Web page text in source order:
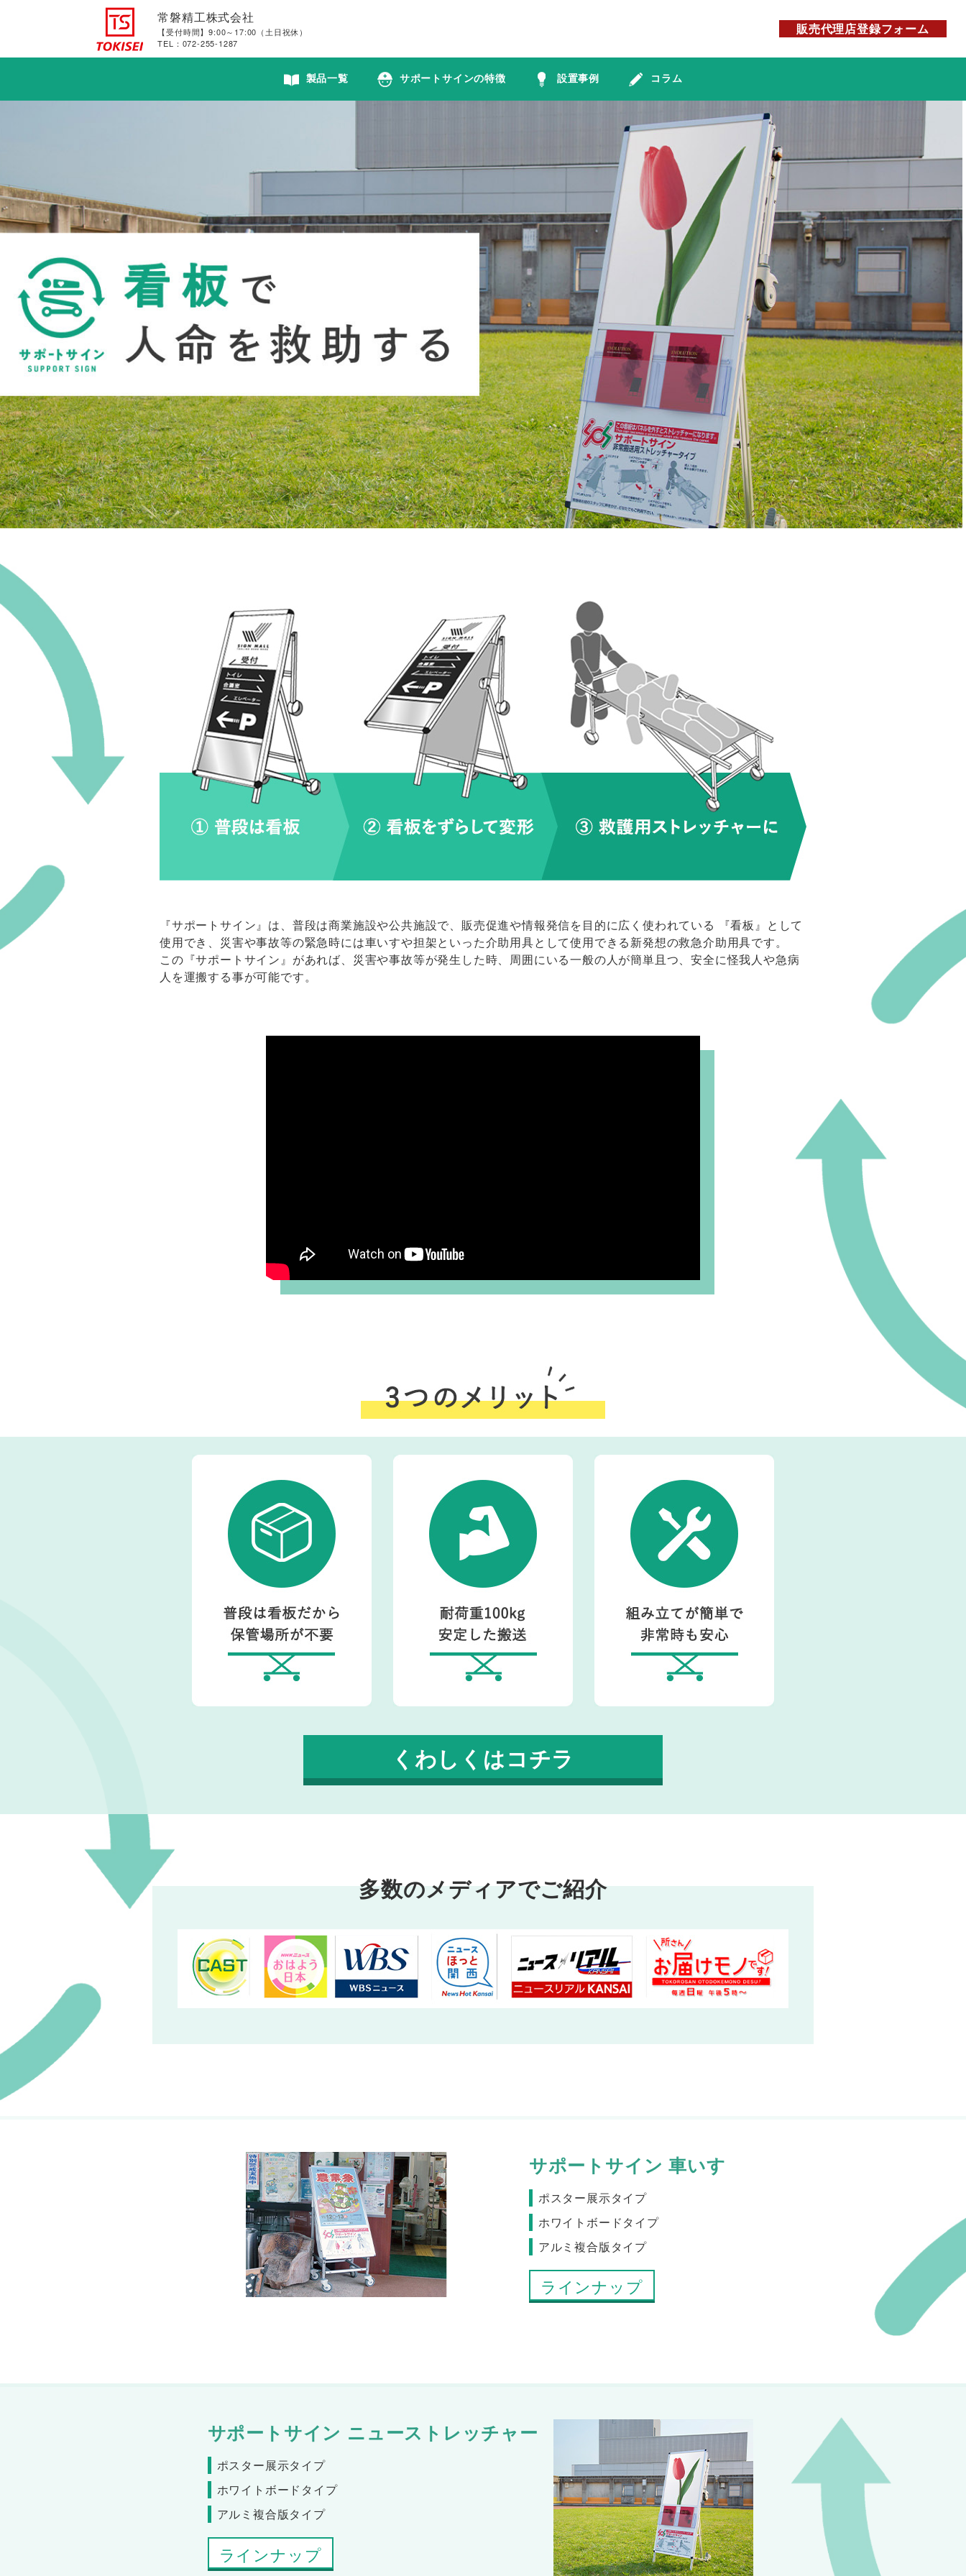
常磐精工株式会社
【受付時間】9:00～17:00（土日祝休）
TEL：072-255-1287
販売代理店登録フォーム
製品一覧 サポートサインの特徴 設置事例 コラム
『サポートサイン』は、普段は商業施設や公共施設で、販売促進や情報発信を目的に広く使われている 『看板』として
使用でき、災害や事故等の緊急時には車いすや担架といった介助用具として使用できる新発想の救急介助用具です。
この『サポートサイン』があれば、災害や事故等が発生した時、周囲にいる一般の人が簡単且つ、安全に怪我人や急病
人を運搬する事が可能です。
くわしくはコチラ
多数のメディアでご紹介
サポートサイン 車いす
ポスター展示タイプ
ホワイトボードタイプ
アルミ複合版タイプ
ラインナップ
サポートサイン ニューストレッチャー
ポスター展示タイプ
ホワイトボードタイプ
アルミ複合版タイプ
ラインナップ